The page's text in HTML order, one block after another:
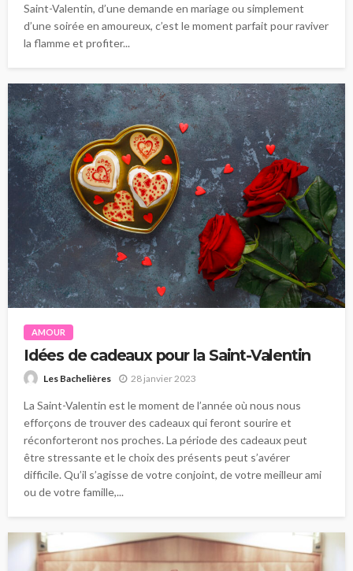
Saint-Valentin, d’une demande en mariage ou simplement
d’une soirée en amoureux, c’est le moment parfait pour raviver
la flamme et profiter...
AMOUR
Idées de cadeaux pour la Saint-Valentin
Les Bachelières 28 janvier 2023
La Saint-Valentin est le moment de l’année où nous nous
efforçons de trouver des cadeaux qui feront sourire et
réconforteront nos proches. La période des cadeaux peut
être stressante et le choix des présents peut s’avérer
difficile. Qu’il s’agisse de votre conjoint, de votre meilleur ami
ou de votre famille,...